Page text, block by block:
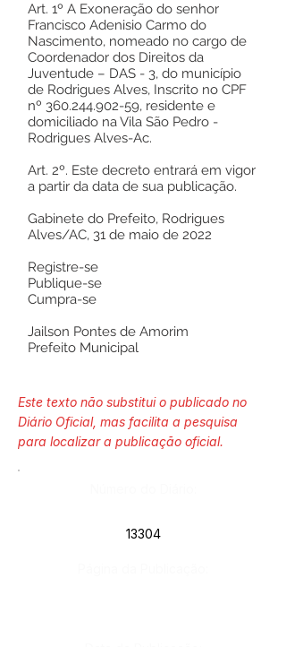
Art. 1º A Exoneração do senhor
Francisco Adenisio Carmo do
Nascimento, nomeado no cargo de
Coordenador dos Direitos da
Juventude – DAS - 3, do município
de Rodrigues Alves, Inscrito no CPF
nº 360.244.902-59, residente e
domiciliado na Vila São Pedro -
Rodrigues Alves-Ac.
Art. 2º. Este decreto entrará em vigor
a partir da data de sua publicação.
Gabinete do Prefeito, Rodrigues
Alves/AC, 31 de maio de 2022
Registre-se
Publique-se
Cumpra-se
Jailson Pontes de Amorim
Prefeito Municipal
Este texto não substitui o publicado no
Diário Oficial, mas facilita a pesquisa
para localizar a publicação oficial.
13304